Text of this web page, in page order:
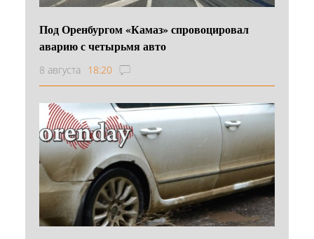
Под Оренбургом «Камаз» спровоцировал
аварию с четырьмя авто
8 августа 18:20